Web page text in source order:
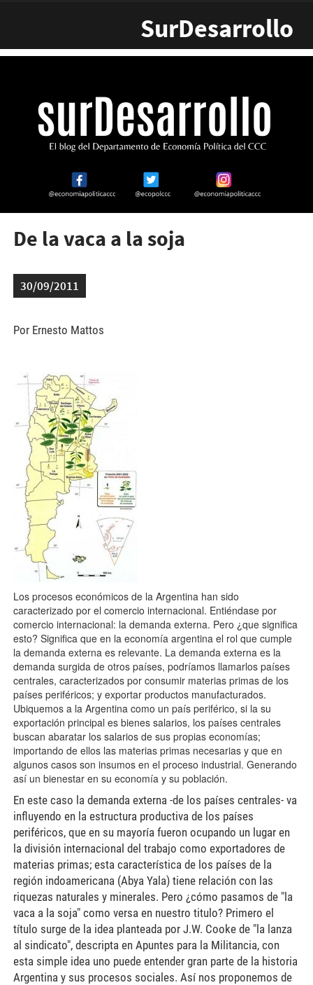
SurDesarrollo
De la vaca a la soja
30/09/2011
Por Ernesto Mattos
mapa-de-la-soja-178x300.jpg
Los procesos económicos de la Argentina han sido
caracterizado por el comercio internacional. Entiéndase por
comercio internacional: la demanda externa. Pero ¿que significa
esto? Significa que en la economía argentina el rol que cumple
la demanda externa es relevante. La demanda externa es la
demanda surgida de otros países, podríamos llamarlos países
centrales, caracterizados por consumir materias primas de los
países periféricos; y exportar productos manufacturados.
Ubiquemos a la Argentina como un país periférico, si la su
exportación principal es bienes salarios, los países centrales
buscan abaratar los salarios de sus propias economías;
importando de ellos las materias primas necesarias y que en
algunos casos son insumos en el proceso industrial. Generando
así un bienestar en su economía y su población.
En este caso la demanda externa -de los países centrales- va
influyendo en la estructura productiva de los países
periféricos, que en su mayoría fueron ocupando un lugar en
la división internacional del trabajo como exportadores de
materias primas; esta característica de los países de la
región indoamericana (Abya Yala) tiene relación con las
riquezas naturales y minerales. Pero ¿cómo pasamos de "la
vaca a la soja" como versa en nuestro titulo? Primero el
título surge de la idea planteada por J.W. Cooke de "la lanza
al sindicato", descripta en Apuntes para la Militancia, con
esta simple idea uno puede entender gran parte de la historia
Argentina y sus procesos sociales. Así nos proponemos de